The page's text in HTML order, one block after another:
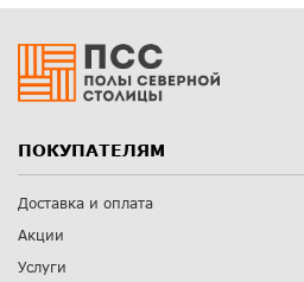
ПОКУПАТЕЛЯМ
Доставка и оплата
Акции
Услуги